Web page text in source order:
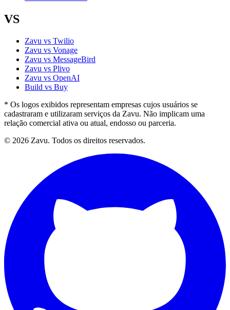
VS
Zavu vs Twilio
Zavu vs Vonage
Zavu vs MessageBird
Zavu vs Plivo
Zavu vs OpenAI
Build vs Buy
* Os logos exibidos representam empresas cujos usuários se
cadastraram e utilizaram serviços da Zavu. Não implicam uma
relação comercial ativa ou atual, endosso ou parceria.
© 2026 Zavu. Todos os direitos reservados.